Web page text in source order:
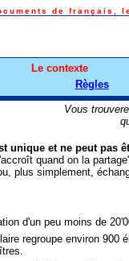
de français,
Le contexte
Règles
Vous
unique et ne peut pas
quand on la
plus simplement,
d'un peu moins de
regroupe environ